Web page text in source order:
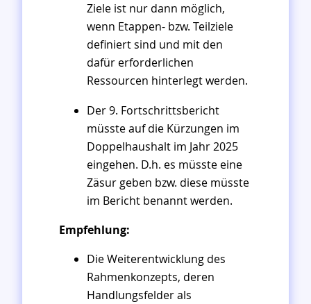
Ziele ist nur dann möglich,
wenn Etappen- bzw. Teilziele
definiert sind und mit den
dafür erforderlichen
Ressourcen hinterlegt werden.
Der 9. Fortschrittsbericht
müsste auf die Kürzungen im
Doppelhaushalt im Jahr 2025
eingehen. D.h. es müsste eine
Zäsur geben bzw. diese müsste
im Bericht benannt werden.
Empfehlung:
Die Weiterentwicklung des
Rahmenkonzepts, deren
Handlungsfelder als